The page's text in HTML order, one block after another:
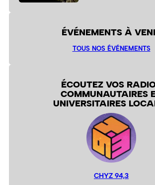
ÉVÉNEMENTS À
TOUS NOS ÉVÉNEMENTS
ÉCOUTEZ VOS
COMMUNAUTAIRES
UNIVERSITAIRES
CHYZ 94,3